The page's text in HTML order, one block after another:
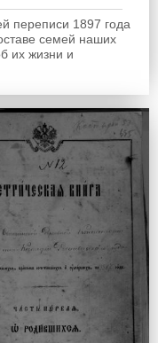
переписи 1897 года
семей наших
их жизни и